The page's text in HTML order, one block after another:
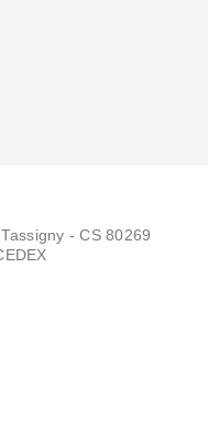
- CS 80269